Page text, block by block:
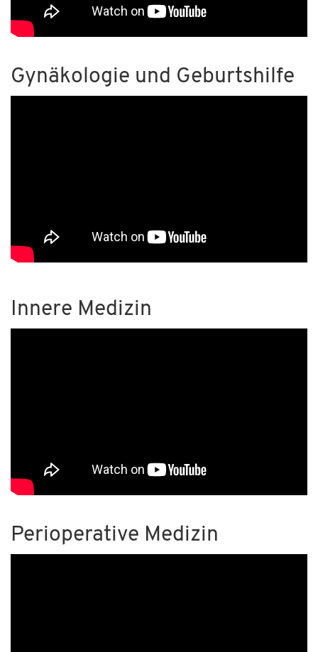
Gynäkologie und Geburtshilfe
Innere Medizin
Perioperative Medizin